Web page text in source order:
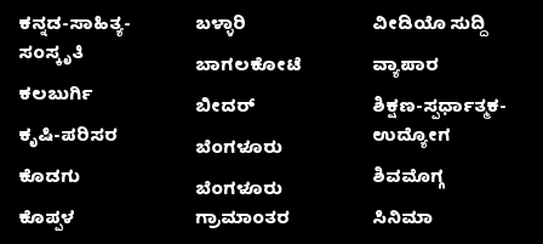
ಕನ್ನಡ-ಸಾಹಿತ್ಯ-
ಸಂಸ್ಕೃತಿ
ಕಲಬುರ್ಗಿ
ಕೃಷಿ-ಪರಿಸರ
ಕೊಡಗು
ಕೊಪ್ಪಳ
ಬಳ್ಳಾರಿ
ಬಾಗಲಕೋಟೆ
ಬೀದರ್
ಬೆಂಗಳೂರು
ಬೆಂಗಳೂರು
ಗ್ರಾಮಾಂತರ
ವೀಡಿಯೊ ಸುದ್ದಿ
ವ್ಯಾಪಾರ
ಶಿಕ್ಷಣ-ಸ್ಪರ್ಧಾತ್ಮಕ-
ಉದ್ಯೋಗ
ಶಿವಮೊಗ್ಗ
ಸಿನಿಮಾ